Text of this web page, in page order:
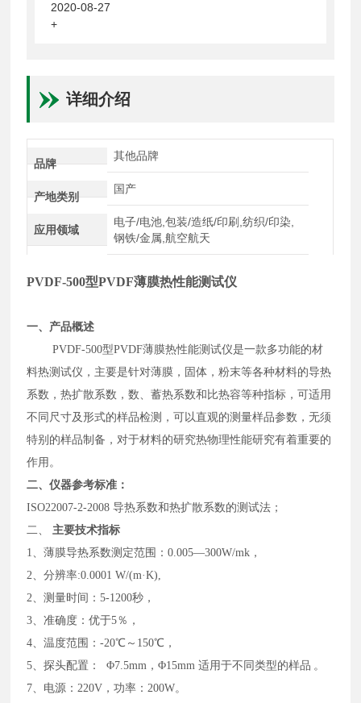
2020-08-27
+
详细介绍
品牌
其他品牌
产地类别
国产
应用领域
电子/电池,包装/造纸/印刷,纺织/印染,
钢铁/金属,航空航天
PVDF-500型PVDF薄膜热性能测试仪
一、 产品概述
PVDF-500型PVDF薄膜热性能测试仪是一款多功能的材
料热测试仪，主要是针对薄膜，固体，粉末等各种材料的导热
系数，热扩散系数，数、蓄热系数和比热容等种指标，可适用
不同尺寸及形式的样品检测，可以直观的测量样品参数，无须
特别的样品制备，对于材料的研究热物理性能研究有着重要的
作用。
二、仪器参考标准：
ISO22007-2-2008导热系数和热扩散系数的测试法；
二、 主要技术指标
1、薄膜导热系数测定范围：0.005—300W/mk ，
2、分辨率:0.0001 W/(m·K)
2 、测量时间：5-1200秒 ，
3 、准确度：优于5％ ，
4 、温度范围：-20℃～ 150℃ ，
5 、探头配置： Φ7.5mm ，Φ15mm 适用于不同类型的样品 。
7 、电源： 220V ，功率： 200W。